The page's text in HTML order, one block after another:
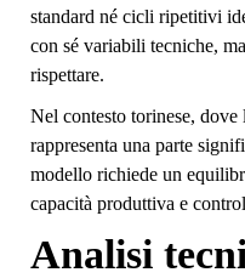
standard né cicli ripetitivi
con sé variabili tecniche,
rispettare.
Nel contesto torinese, dove
rappresenta una parte
modello richiede un
capacità produttiva e
Analisi